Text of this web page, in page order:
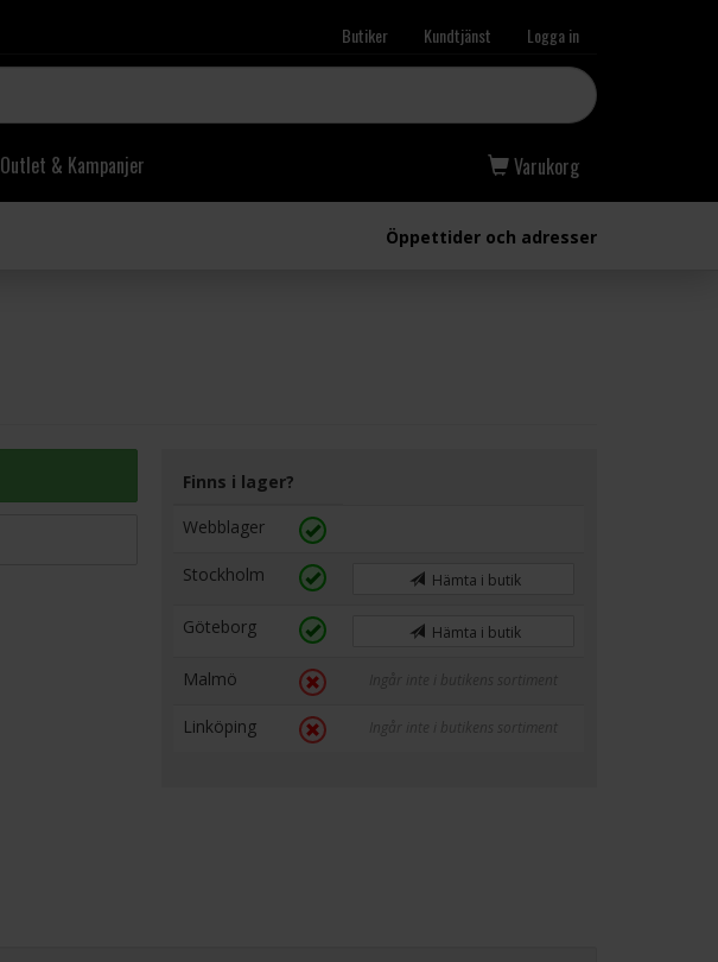
Butiker Kundtjänst Logga in
Outlet & Kampanjer Varukorg
Öppettider och adresser
Finns i lager?
Webblager
Stockholm Hämta i butik
Göteborg Hämta i butik
Malmö Ingår inte i butikens sortiment
Linköping Ingår inte i butikens sortiment